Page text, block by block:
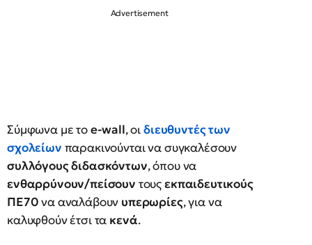
Σύμφωνα με τοe-wall, οιδιευθυντέςτων
σχολείων παρακινούνται να συγκαλέσουν
συλλόγους διδασκόντων, όπου να
ενθαρρύνουν/πείσουν τουςεκπαιδευτικούς
ΠΕ70να αναλάβουν υπερωρίες, για να
καλυφθούν έτσι τα κενά.